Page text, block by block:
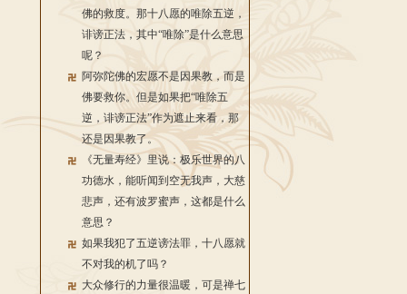
佛的救度。那十八愿的唯除五逆，
诽谤正法，其中“唯除”是什么意思
呢？
阿弥陀佛的宏愿不是因果教，而是
佛要救你。但是如果把“唯除五
逆，诽谤正法”作为遮止来看，那
还是因果教了。
《无量寿经》里说：极乐世界的八
功德水，能听闻到空无我声，大慈
悲声，还有波罗蜜声，这都是什么
意思？
如果我犯了五逆谤法罪，十八愿就
不对我的机了吗？
大众修行的力量很温暖，可是禅七